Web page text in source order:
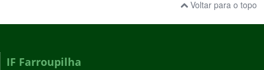
Voltar para o topo
IF Farroupilha